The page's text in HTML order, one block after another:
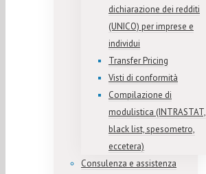
dichiarazione dei redditi
(UNICO) per imprese e
individui
Transfer Pricing
Visti di conformità
Compilazione di
modulistica (INTRASTAT,
black list, spesometro,
eccetera)
Consulenza e assistenza